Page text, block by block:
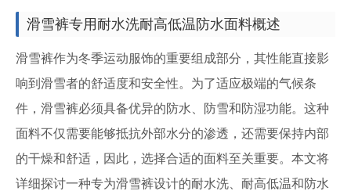
滑雪裤专用耐水洗耐高低温防水面料概述
滑雪裤作为冬季运动服饰的重要组成部分，其性能直接影
响到滑雪者的舒适度和安全性。为了适应极端的气候条
件，滑雪裤必须具备优异的防水、防雪和防湿功能。这种
面料不仅需要能够抵抗外部水分的渗透，还需要保持内部
的干燥和舒适，因此，选择合适的面料至关重要。本文将
详细探讨一种专为滑雪裤设计的耐水洗、耐高低温和防水